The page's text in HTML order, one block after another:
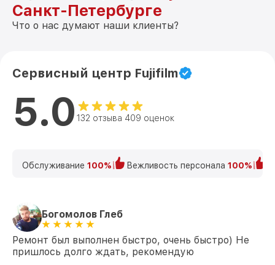
Санкт-Петербурге
Что о нас думают наши клиенты?
Сервисный центр Fujifilm
5.0 132 отзыва 409 оценок
Обслуживание 100% Вежливость персонала 100%
Богомолов Глеб
Ремонт был выполнен быстро, очень быстро) Не
пришлось долго ждать, рекомендую